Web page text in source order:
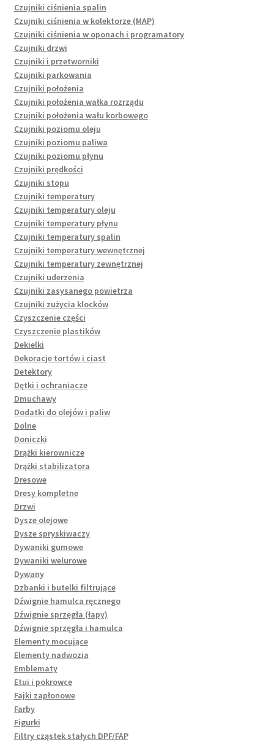
Czujniki ciśnienia spalin
Czujniki ciśnienia w kolektorze (MAP)
Czujniki ciśnienia w oponach i programatory
Czujniki drzwi
Czujniki i przetworniki
Czujniki parkowania
Czujniki położenia
Czujniki położenia wałka rozrządu
Czujniki położenia wału korbowego
Czujniki poziomu oleju
Czujniki poziomu paliwa
Czujniki poziomu płynu
Czujniki prędkości
Czujniki stopu
Czujniki temperatury
Czujniki temperatury oleju
Czujniki temperatury płynu
Czujniki temperatury spalin
Czujniki temperatury wewnętrznej
Czujniki temperatury zewnętrznej
Czujniki uderzenia
Czujniki zasysanego powietrza
Czujniki zużycia klocków
Czyszczenie części
Czyszczenie plastików
Dekielki
Dekoracje tortów i ciast
Detektory
Dętki i ochraniacze
Dmuchawy
Dodatki do olejów i paliw
Dolne
Doniczki
Drążki kierownicze
Drążki stabilizatora
Dresowe
Dresy kompletne
Drzwi
Dysze olejowe
Dysze spryskiwaczy
Dywaniki gumowe
Dywaniki welurowe
Dywany
Dzbanki i butelki filtrujące
Dźwignie hamulca ręcznego
Dźwignie sprzęgła (łapy)
Dźwignie sprzęgła i hamulca
Elementy mocujące
Elementy nadwozia
Emblematy
Etui i pokrowce
Fajki zapłonowe
Farby
Figurki
Filtry cząstek stałych DPF/FAP